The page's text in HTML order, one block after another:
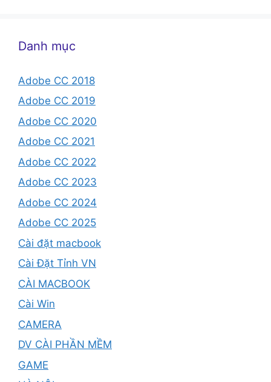
Danh mục
Adobe CC 2018
Adobe CC 2019
Adobe CC 2020
Adobe CC 2021
Adobe CC 2022
Adobe CC 2023
Adobe CC 2024
Adobe CC 2025
Cài đặt macbook
Cài Đặt Tỉnh VN
CÀI MACBOOK
Cài Win
CAMERA
DV CÀI PHẦN MỀM
GAME